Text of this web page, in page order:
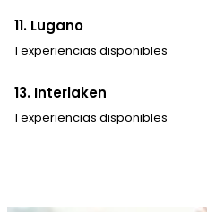
11. Lugano
1 experiencias disponibles
13. Interlaken
1 experiencias disponibles